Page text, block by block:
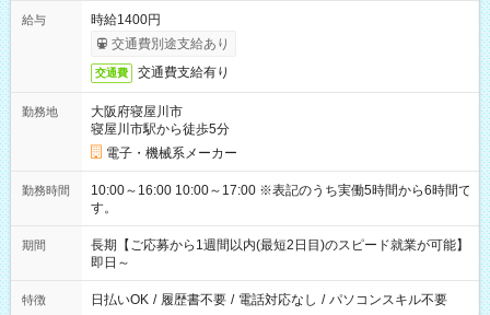
給与
時給1400円
交通費別途支給あり
交通費 交通費支給有り
勤務地
大阪府寝屋川市
寝屋川市駅から徒歩5分
電子・機械系メーカー
勤務時間
10:00～16:00 10:00～17:00 ※表記のうち実働5時間から6時間で
す。
期間
長期【ご応募から1週間以内(最短2日目)のスピード就業が可能】
即日～
特徴 日払いOK / 履歴書不要 / 電話対応なし / パソコンスキル不要